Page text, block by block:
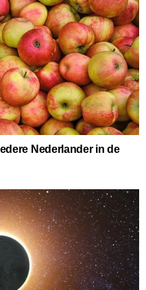
Nederlander in de